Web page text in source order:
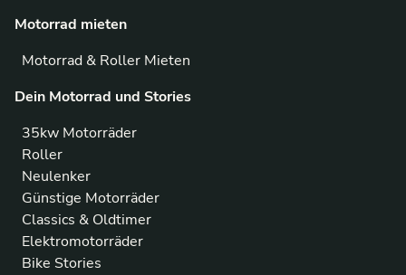
Motorrad mieten
Motorrad & Roller Mieten
Dein Motorrad und Stories
35kw Motorräder
Roller
Neulenker
Günstige Motorräder
Classics & Oldtimer
Elektromotorräder
Bike Stories